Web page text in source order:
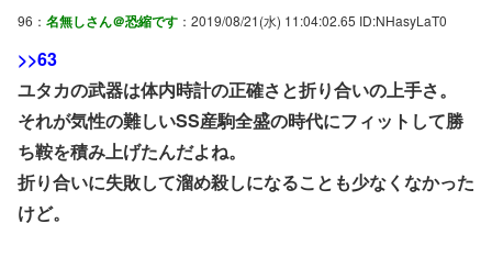
96： 名無しさん＠恐縮です ：2019/08/21(水) 11:04:02.65 ID:NHasyLaT0
>>63
ユタカの武器は体内時計の正確さと折り合いの上手さ。
それが気性の難しいSS産駒全盛の時代にフィットして勝
ち鞍を積み上げたんだよね。
折り合いに失敗して溜め殺しになることも少なくなかった
けど。